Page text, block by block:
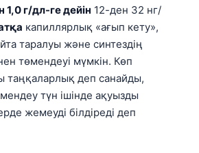
1,0 г/дл-ге дейін 12-ден 32 нг/
капиллярлық «ағып кету»,
таралуы және синтездің
төмендеуі мүмкін. Көп
таңқаларлық деп санайды,
түн ішінде ақуызды
жемеуді білдіреді деп